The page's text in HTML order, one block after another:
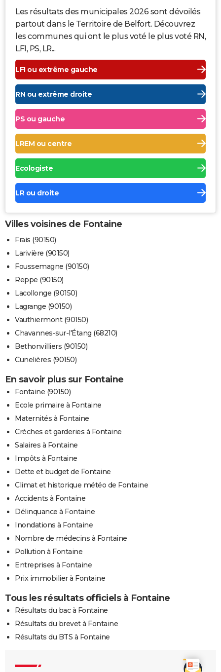
Les résultats des municipales 2026 sont dévoilés
partout dans le Territoire de Belfort. Découvrez
les communes qui ont le plus voté le plus voté RN,
LFI, PS, LR...
LFI ou extrême gauche
RN ou extrême droite
PS ou gauche
LREM ou centre
Ecologiste
LR ou droite
Villes voisines de Fontaine
Frais (90150)
Larivière (90150)
Foussemagne (90150)
Reppe (90150)
Lacollonge (90150)
Lagrange (90150)
Vauthiermont (90150)
Chavannes-sur-l'Étang (68210)
Bethonvilliers (90150)
Cunelières (90150)
En savoir plus sur Fontaine
Fontaine (90150)
Ecole primaire à Fontaine
Maternités à Fontaine
Crèches et garderies à Fontaine
Salaires à Fontaine
Impôts à Fontaine
Dette et budget de Fontaine
Climat et historique météo de Fontaine
Accidents à Fontaine
Délinquance à Fontaine
Inondations à Fontaine
Nombre de médecins à Fontaine
Pollution à Fontaine
Entreprises à Fontaine
Prix immobilier à Fontaine
Tous les résultats officiels à Fontaine
Résultats du bac à Fontaine
Résultats du brevet à Fontaine
Résultats du BTS à Fontaine